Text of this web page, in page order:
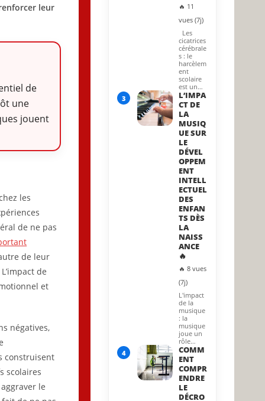
leur
de
une
jouent
les
de ne pas
de leur
de
et
négatives,
construisent
scolaires
le
🔥 11
vues (7j)
Les
cicatrices
cérébrale
s : le
harcèlem
ent
scolaire
est un…
3
L’IMPA
CT DE
LA
MUSIQ
UE SUR
LE
DÉVEL
OPPEM
ENT
INTELL
ECTUEL
DES
ENFAN
TS DÈS
LA
NAISS
ANCE
🔥
🔥 8 vues
(7j)
L'impact
de la
musique
: la
musique
joue un
rôle…
4
COMM
ENT
COMPR
ENDRE
LE
DÉCRO